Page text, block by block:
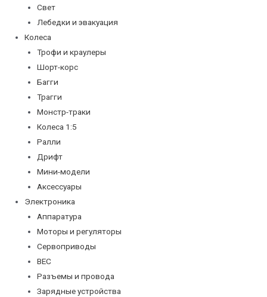
Свет
Лебедки и эвакуация
Колеса
Трофи и краулеры
Шорт-корс
Багги
Трагги
Монстр-траки
Колеса 1:5
Ралли
Дрифт
Мини-модели
Аксессуары
Электроника
Аппаратура
Моторы и регуляторы
Сервоприводы
BEC
Разъемы и провода
Зарядные устройства